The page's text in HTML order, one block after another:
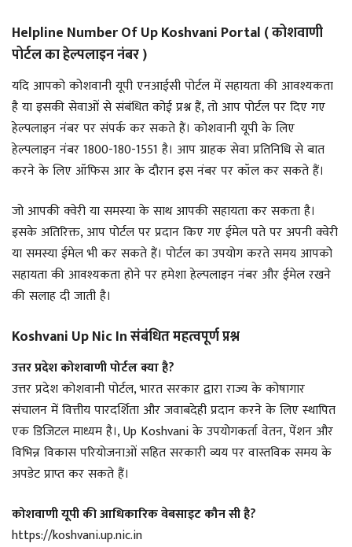
Helpline Number Of Up Koshvani Portal ( कोशवाणी
पोर्टल का हेल्पलाइन नंबर )
यदि आपको कोशवानी यूपी एनआईसी पोर्टल में सहायता की आवश्यकता
है या इसकी सेवाओं से संबंधित कोई प्रश्न हैं, तो आप पोर्टल पर दिए गए
हेल्पलाइन नंबर पर संपर्क कर सकते हैं। कोशवानी यूपी के लिए
हेल्पलाइन नंबर 1800-180-1551 है। आप ग्राहक सेवा प्रतिनिधि से बात
करने के लिए ऑफिस आर के दौरान इस नंबर पर कॉल कर सकते हैं।
जो आपकी क्वेरी या समस्या के साथ आपकी सहायता कर सकता है।
इसके अतिरिक्त, आप पोर्टल पर प्रदान किए गए ईमेल पते पर अपनी क्वेरी
या समस्या ईमेल भी कर सकते हैं। पोर्टल का उपयोग करते समय आपको
सहायता की आवश्यकता होने पर हमेशा हेल्पलाइन नंबर और ईमेल रखने
की सलाह दी जाती है।
Koshvani Up Nic In संबंधित महत्वपूर्ण प्रश्न
उत्तर प्रदेश कोशवाणी पोर्टल क्या है?
उत्तर प्रदेश कोशवानी पोर्टल, भारत सरकार द्वारा राज्य के कोषागार
संचालन में वित्तीय पारदर्शिता और जवाबदेही प्रदान करने के लिए स्थापित
एक डिजिटल माध्यम है।, Up Koshvani के उपयोगकर्ता वेतन, पेंशन और
विभिन्न विकास परियोजनाओं सहित सरकारी व्यय पर वास्तविक समय के
अपडेट प्राप्त कर सकते हैं।
कोशवाणी यूपी की आधिकारिक वेबसाइट कौन सी है?
https://koshvani.up.nic.in